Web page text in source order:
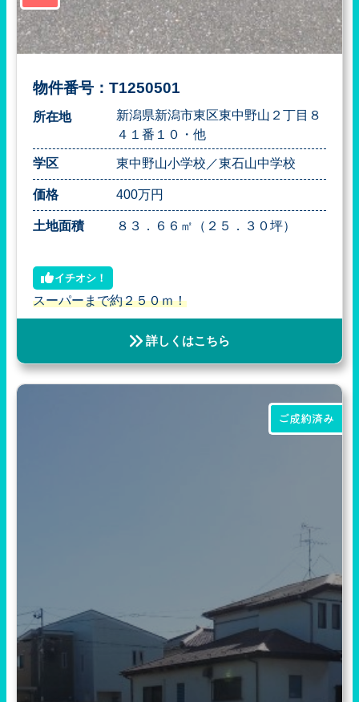
物件番号：T1250501
所在地
新潟県新潟市東区東中野山２丁目８
４１番１０・他
学区 東中野山小学校／東石山中学校
価格 400万円
土地面積 ８３．６６㎡（２５．３０坪）
イチオシ！
スーパーまで約２５０ｍ！
詳しくはこちら